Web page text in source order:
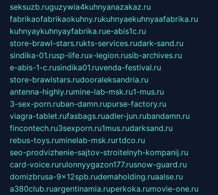
seksuzb.ruguzywia4kuhnyanazakaz.ru
fabrikaofabrikaokuhny.rukuhnyaekuhnyaafabrika.ru
kuhnyaykuhnyayfabrika.rue-abis1c.ru
store-brawl-stars.rukts-services.rudark-sand.ru
sindika-01.rusp-life.rux-legion.rusib-archives.ru
e-abis-1-c.rusindika01.ruvenda-festival.ru
store-brawlstars.rudooraleksandria.ru
antenna-highly.rumine-lab-msk.ru1-mus.ru
3-sex-porn.ruban-damn.rupurse-factory.ru
viagra-tablet.rufasbags.ruadler-jun.rubandamn.ru
fincontech.ru3sexporn.ru1mus.rudarksand.ru
rebus-toys.ruminelab-msk.rurtdco.ru
seo-prodvizhenie-sajtov-stroitelnyh-kompanij.ru
card-voice.rurulonnyygazon177.rusnow-guard.ru
domizbrusa-9x12spb.rudemaholding.ruaalse.ru
a380club.ruargentinamia.ruperkoka.rumovie-one.ru